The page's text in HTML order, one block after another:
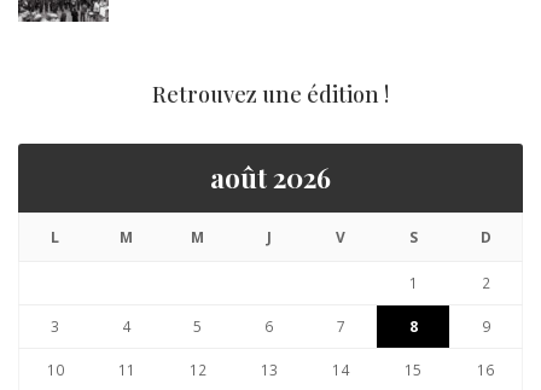
Retrouvez une édition !
août 2026
L M M J V S D
1 2
3 4 5 6 7 8 9
10 11 12 13 14 15 16